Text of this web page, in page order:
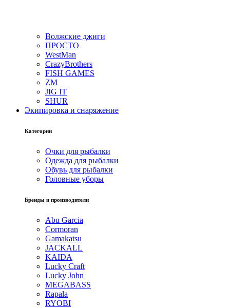
Волжские джиги
ПРОСТО
WestMan
CrazyBrothers
FISH GAMES
ZM
JIG IT
SHUR
Экипировка и снаряжение
Категории
Очки для рыбалки
Одежда для рыбалки
Обувь для рыбалки
Головные уборы
Бренды и производители
Abu Garcia
Cormoran
Gamakatsu
JACKALL
KAIDA
Lucky Craft
Lucky John
MEGABASS
Rapala
RYOBI